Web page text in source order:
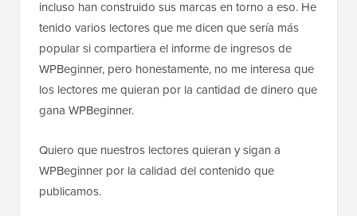
incluso han construido sus marcas en torno a eso. He
tenido varios lectores que me dicen que sería más
popular si compartiera el informe de ingresos de
WPBeginner, pero honestamente, no me interesa que
los lectores me quieran por la cantidad de dinero que
gana WPBeginner.
Quiero que nuestros lectores quieran y sigan a
WPBeginner por la calidad del contenido que
publicamos.